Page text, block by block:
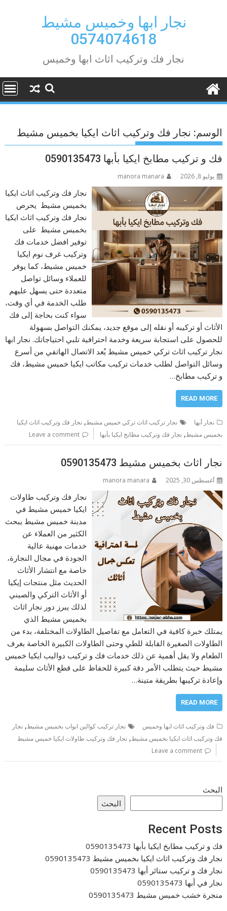
نجار ابها وخميس مشيط
0574074618
نجار فك وتركيب اثاث ابها وخميس
الوسم: نجار فك وتركيب اثاث ايكيا بخميس مشيط
فك و تركيب مطابخ ايكيا بأبها 0590135473
يوليو 8, 2026 manora manara
نجار فك وتركيب اثاث ايكيا
بخميس مشيط يحرص
نجار فك وتركيب اثاث ايكيا
بخميس مشيط على
توفير افضل خدمات فك
وتركيب غرف نوم ايكيا
خميس مشيط، كما يوفر
للعملاء وسائل تواصل
متعددة حتى يسهل عليهم
طلب الخدمة في أي وقت،
سواء كنت بحاجة إلى فك
الأثاث أو تركيبه أو نقله إلى موقع جديد، يمكنك التواصل بسهولة
للحصول على استجابة سريعة وخدمة احترافية تلبي احتياجاتك. نجار ابها
نجار تركيب اثاث تركي خميس مشيط يُعد الاتصال الهاتفي من أسرع
وسائل التواصل لطلب خدمات تركيب مكاتب ايكيا خميس مشيط، فك
و تركيب مطابخ…
READ MORE
نجار أبها نجار تركيب اثاث تركي خميس مشيط,نجار فك وتركيب اثاث ايكيا
بخميس مشيط,نجار فك وتركيب مطابخ ايكيا بأبها Leave a comment
نجار اثاث بخميس مشيط 0590135473
أغسطس 30, 2025 manora manara
نجار فك وتركيب طاولات
ايكيا خميس مشيط في
مدينة خميس مشيط يبحث
الكثير من العملاء عن
خدمات مهنية عالية
الجودة في مجال النجارة،
خاصة مع انتشار الأثاث
الحديث مثل منتجات إيكيا
أو الأثاث التركي والصيني
لذلك يبرز دور نجار اثاث
بخميس مشيط الذي
يمتلك خبرة كافية في التعامل مع تفاصيل الطاولات المختلفة، بدء من
الطاولات الصغيرة القابلة للطي وحتى الطاولات الكبيرة الخاصة بغرف
الطعام ولا يقل أهمية عن ذلك خدمات فك و تركيب دواليب ايكيا خميس
مشيط حيث يتطلب الأمر دقة كبيرة للحفاظ على قطع الأثاث سليمة
وإعادة تركيبها بطريقة متينة…
READ MORE
فك وتركيب اثاث ابها وخميس نجار تركيب كوالين ابواب بخميس مشيط,نجار
فك وتركيب اثاث ايكيا بخميس مشيط,نجار فك وتركيب طاولات ايكيا خميس مشيط
Leave a comment
البحث
البحث
Recent Posts
فك و تركيب مطابخ ايكيا بأبها 0590135473
نجار فك وتركيب اثاث ايكيا بخميس مشيط 0590135473
نجار فك و تركيب ستائر أبها 0590135473
نجار في أبها 0590135473
منجرة خشب خميس مشيط 0590135473